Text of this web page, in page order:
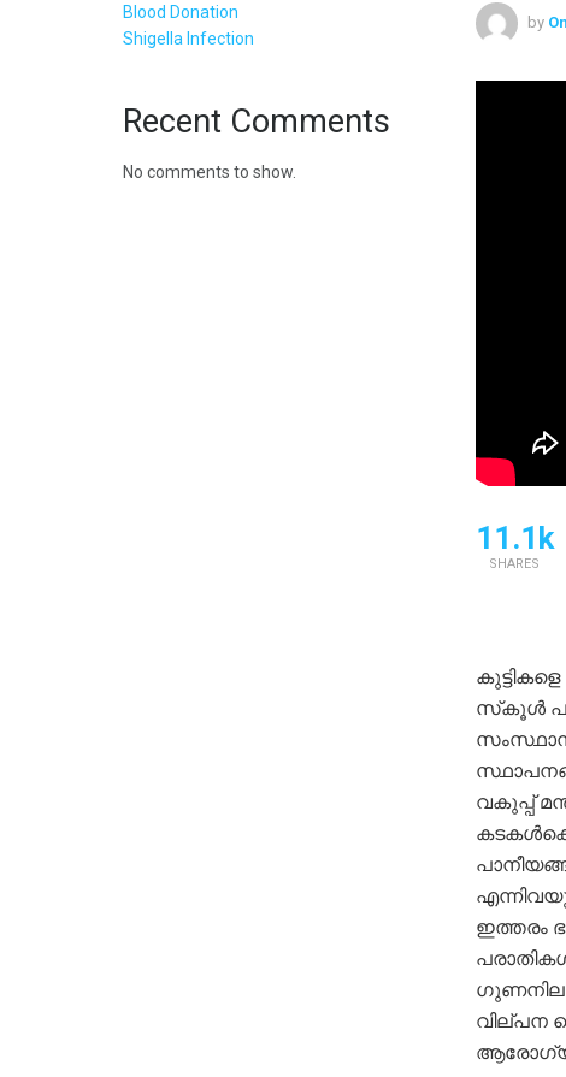
by
11.1k
SHARES
സ്‌കൂൾ
വകുപ്പ്
ഇത്തരം
വില്പന
Blood Donation
Shigella Infection
Recent Comments
No comments to show.